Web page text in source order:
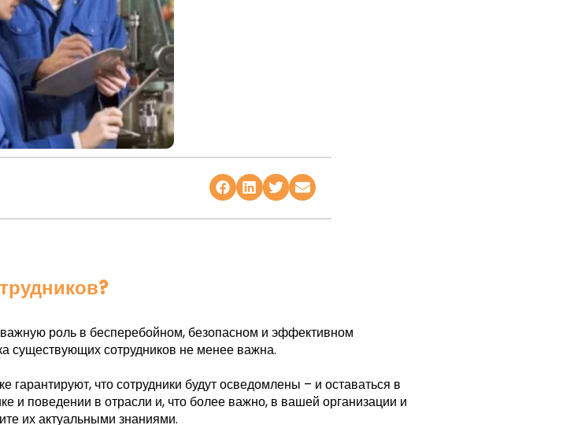
роль в бесперебойном, безопасном и эффективном
существующих сотрудников не менее важна.
гарантируют, что сотрудники будут осведомлены – и оставаться в
и поведении в отрасли и, что более важно, в вашей организации и
их актуальными знаниями.